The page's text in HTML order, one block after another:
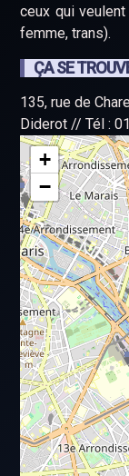
ceux qui
femme, trans).
ÇA SE
135, rue de
Diderot // Tél :
+
−